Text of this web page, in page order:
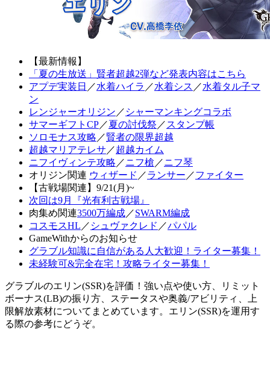
【最新情報】
「夏の生放送」賢者超越2弾など発表内容はこちら
アプデ実装日 ／水着ハイラ ／水着シス ／水着タル子マ
ン
レンジャーオリジン ／ シャーマンキングコラボ
サマーギフトCP／夏の討伐祭 ／ スタンプ帳
ソロモナス攻略 ／賢者の限界超越
超越マリアテレサ ／超越カイム
ニフイヴィンテ攻略 ／ニフ槍 ／ニフ琴
オリジン関連 ウィザード ／ランサー ／ファイター
【古戦場関連】9/21(月)~
次回は9月『光有利古戦場』
肉集め関連3500万編成／SWARM編成
コスモスHL ／ シュヴァクレド ／パパル
GameWithからのお知らせ
グラブル知識に自信がある人大歓迎！ライター募集！
未経験可&完全在宅！攻略ライター募集！
グラブルのエリン(SSR)を評価！強い点や使い方、リミット
ボーナス(LB)の振り方、ステータスや奥義/アビリティ、上
限解放素材についてまとめています。エリン(SSR)を運用す
る際の参考にどうぞ。